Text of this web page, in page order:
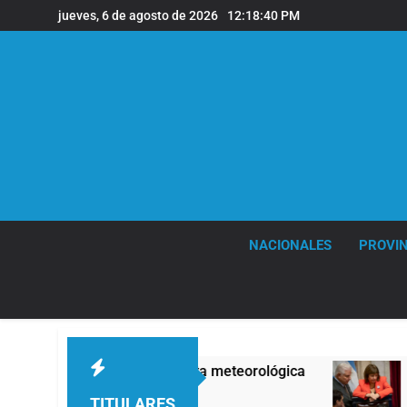
al
jueves, 6 de agosto de 2026 12:18:41 PM
NACIONALES
alerta meteorológica Senado debate el
14 Minutos Atrás